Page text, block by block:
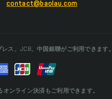
contact@baolau.com
ス、JCB、中国銀聯がご利用できます。
ンライン決済もご利用できます。